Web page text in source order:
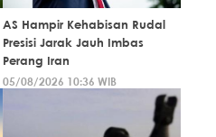
AS Hampir Kehabisan Rudal
Presisi Jarak Jauh Imbas
Perang Iran
05/08/2026 10:36 WIB